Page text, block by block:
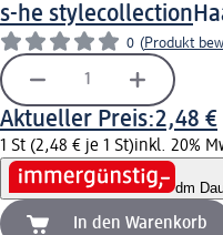
s-he stylecollection
0 (Produkt
Aktueller Preis:2,48 €
1 St (2,48 € je 1 St)inkl. 20%
dm
In den Warenkorb